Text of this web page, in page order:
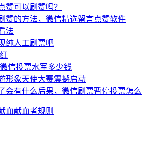
赞可以刷赞吗？
赞的方法，微信精选留言点赞软件
法
纯人工刷票吧
信投票水军多少钱
形象天使大赛震撼启动
会有什么后果，微信刷票暂停投票怎
血献血者规则